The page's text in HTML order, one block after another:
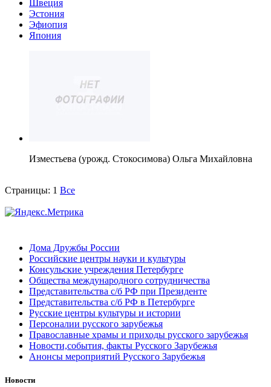
Швеция
Эстония
Эфиопия
Япония
Изместьева (урожд. Стокосимова) Ольга Михайловна
Страницы: 1 Все
Дома Дружбы России
Российские центры науки и культуры
Консульские учреждения Петербурге
Общества международного сотрудничества
Представительства с/б РФ при Президенте
Представительства с/б РФ в Петербурге
Русские центры культуры и истории
Персоналии русского зарубежья
Православные храмы и приходы русского зарубежья
Новости,события, факты Русского Зарубежья
Анонсы мероприятий Русского Зарубежья
Новости